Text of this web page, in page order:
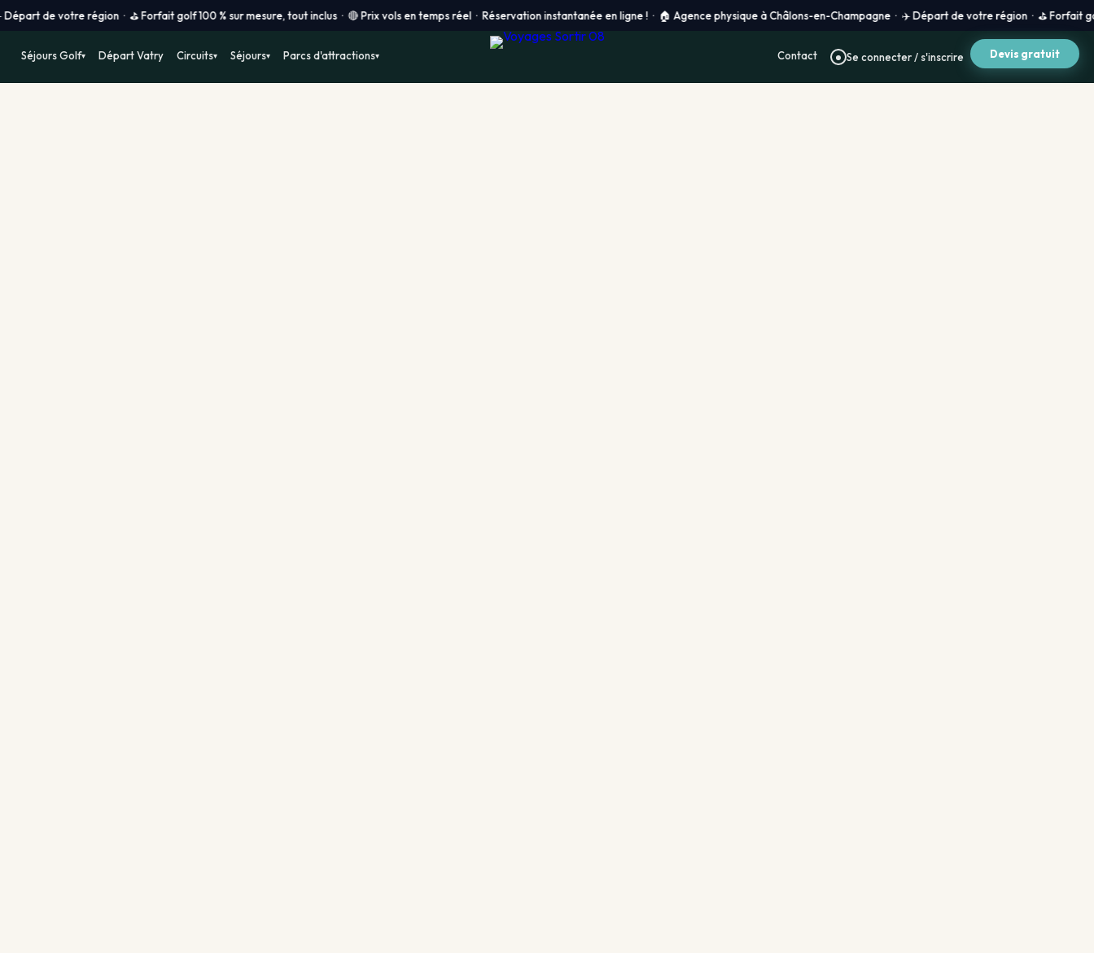
votre région · ⛳ Forfait golf 100 % sur mesure, tout inclus · 🔴 Prix vols en temps réel · Réservation instantanée en ligne ! ·🏠 Agence physique à Châlons-en-Champagne · ✈️ Départ de votre région · ⛳ Forfait golf 100
Séjours Golf▾ Départ Vatry Circuits▾ Séjours▾ Parcs d'attractions▾ Contact Se connecter / s'inscrire Devis gratuit